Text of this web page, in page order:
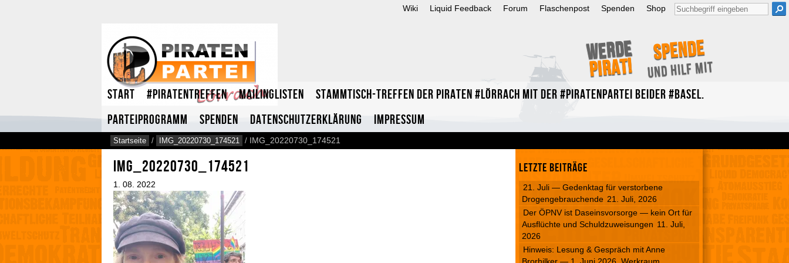
Wiki Liquid Feedback Forum Flaschenpost Spenden Shop
Suche
nach:
Start #Piratentreffen Mailinglisten
Stammtisch-Treffen der Piraten #Lörrach mit der #Piratenpartei beider #Basel.
Parteiprogramm
Spenden Datenschutzerklärung Impressum
Werde
Pirat!
Spende
und hilf mit
Startseite / IMG_20220730_174521 / IMG_20220730_174521
IMG_20220730_174521
1. 08. 2022
Letzte Beiträge
21. Juli — Gedenktag für verstorbene
Drogengebrauchende 21. Juli, 2026
Der ÖPNV ist Daseinsvorsorge — kein Ort für
Ausflüchte und Schuldzuweisungen 11. Juli,
2026
Hinweis: Lesung & Gespräch mit Anne